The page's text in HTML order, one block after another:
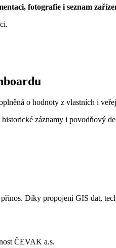
fotografie i seznam
o hodnoty z vlastních i
záznamy i povodňový
Díky propojení GIS dat,